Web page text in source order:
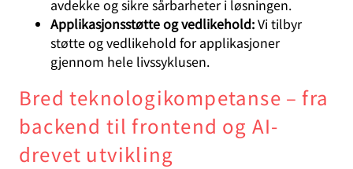
avdekke og sikre sårbarheter i løsningen.
Applikasjonsstøtte og vedlikehold:Vi tilbyr
støtte og vedlikehold for applikasjoner
gjennom hele livssyklusen.
Bred teknologikompetanse – fra
backend til frontend og AI-
drevet utvikling